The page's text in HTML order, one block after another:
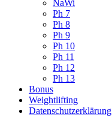
NaWi
Ph 7
Ph 8
Ph 9
Ph 10
Ph 11
Ph 12
Ph 13
Bonus
Weightlifting
Datenschutzerklärung